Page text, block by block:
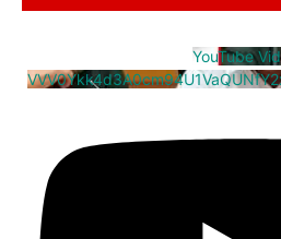
YouTube